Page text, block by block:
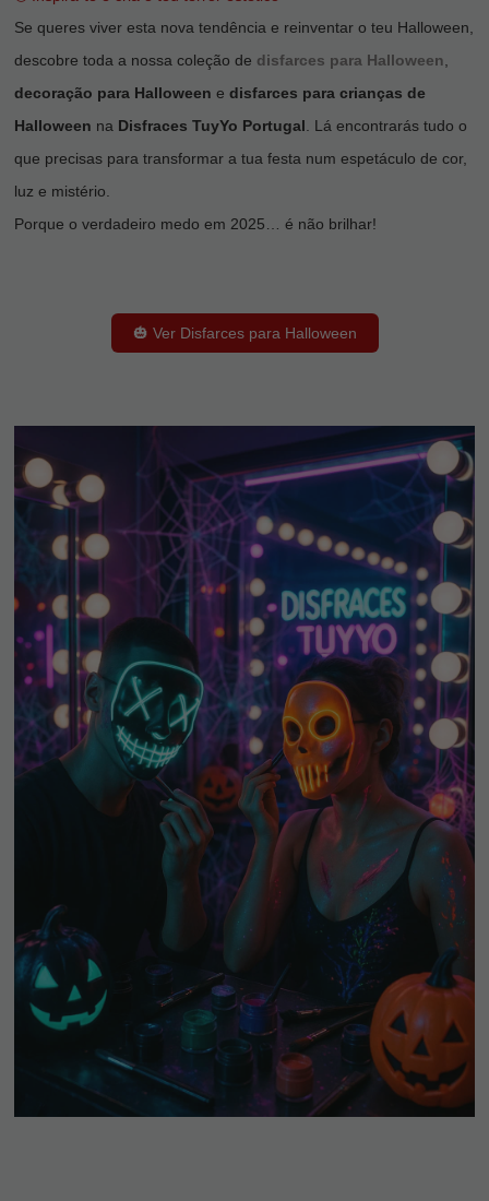
Se queres viver esta nova tendência e reinventar o teu Halloween,
descobre toda a nossa coleção de disfarces para Halloween,
decoração para Halloween e disfarces para crianças de
Halloween na Disfraces TuyYo Portugal. Lá encontrarás tudo o
que precisas para transformar a tua festa num espetáculo de cor,
luz e mistério.
Porque o verdadeiro medo em 2025… é não brilhar!
🎃 Ver Disfarces para Halloween